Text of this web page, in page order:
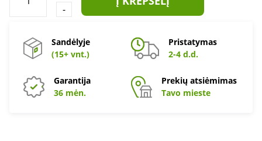
-
Sandėlyje
(15+ vnt.)
Pristatymas
2-4 d.d.
Garantija
36 mėn.
Prekių atsiėmimas
Tavo mieste